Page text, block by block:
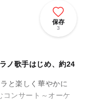
保存
3
ノ歌手はじめ、約24
と楽しく華やかに
コンサート～オーケ